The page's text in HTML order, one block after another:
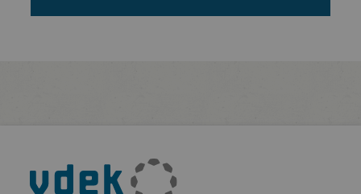
Fußleisten-
Navigation